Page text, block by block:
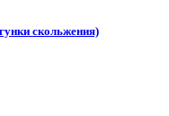
скольжения)